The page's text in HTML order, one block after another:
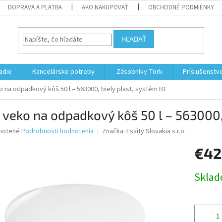
DOPRAVA A PLATBA AKO NAKUPOVAŤ OBCHODNÉ PODMIENKY
HĽADAŤ
Kancelárske potreby Zásobníky Tork
na odpadkový kôš 50 l – 563000, biely plast, systém B1
veko na odpadkový kôš 50 l –
Podrobnosti hodnotenia Značka: Essity Slovakia s.r.o.
cena: